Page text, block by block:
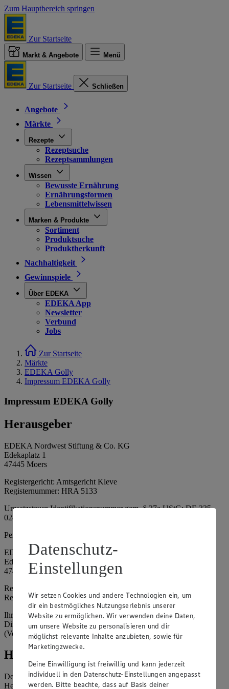
Zum Hauptbereich springen
Zur Startseite
Markt & Angebote Menü
Zur Startseite Schließen
Angebote
Märkte
Rezepte
Rezeptsuche
Rezeptsammlungen
Wissen
Bewusste Ernährung
Ernährungsformen
Lebensmittelwissen
Marken & Produkte
Sortiment
Produktsuche
Produktherkunft
Nachhaltigkeit
Gewinnspiele
Über EDEKA
EDEKA App
Newsletter
Verbund
Jobs
Zur Startseite
Märkte
EDEKA Golly
Impressum EDEKA Golly
Impressum EDEKA Golly
Herausgeber
EDEKA Nordwest Stiftung & Co. KG
Edekaplatz 1
47445 Moers
Registergericht: Amtsgericht Kleve
Registernummer: HRA 5133
Umsatzsteuer-Identifikationsnummer gem. § 27a UStG: DE 335
024 695
Persönlich haftende Gesellschafterin:
EDEKA Nordwest Handelsstiftung e. K.
Edekaplatz 1
47445 Moers
Registergericht: Amtsgericht Kleve
Registernummer: HRA 5132
Ihrerseits vertreten durch: Frank Breuer (Vorstandsvorsitzender),
Dirk Neuhaus (Vorstandsvorsitzender), Peter Wagener
(Vorstandsvorsitzender)
Hinweise
Der Inhalt dieser Website ist urheberrechtlich geschützt. Der
Herausgeber gewährt Ihnen jedoch das Recht, den auf dieser
Datenschutz-
Einstellungen
Wir setzen Cookies und andere Technologien ein, um
dir ein bestmögliches Nutzungserlebnis unserer
Website zu ermöglichen. Wir verwenden deine Daten,
um unsere Website zu personalisieren und dir
möglichst relevante Inhalte anzubieten, sowie für
Marketingzwecke.
Deine Einwilligung ist freiwillig und kann jederzeit
individuell in den Datenschutz-Einstellungen angepasst
werden. Bitte beachte, dass auf Basis deiner